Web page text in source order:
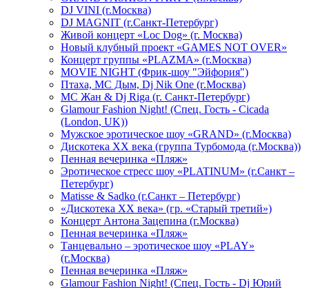
DJ VINI (г.Москва)
DJ MAGNIT (г.Санкт-Петербург)
Живой концерт «Loc Dog» (г. Москва)
Новый клубный проект «GAMES NOT OVER»
Концерт группы «PLAZMA» (г.Москва)
MOVIE NIGHT (Фрик-шоу "Эйфория")
Птаха, МС Дым, Dj Nik One (г.Москва)
МС Жан & Dj Riga (г. Санкт-Петербург)
Glamour Fashion Night! (Спец. Гость - Cicada
(London, UK))
Мужское эротическое шоу «GRAND» (г.Москва)
Дискотека XX века (группа Турбомода (г.Москва))
Пенная вечеринка «Пляж»
Эротическое стресс шоу «PLATINUM» (г.Санкт –
Петербург)
Matisse & Sadko (г.Санкт – Петербург)
«Дискотека ХХ века» (гр. «Старый третий»)
Концерт Антона Зацепина (г.Москва)
Пенная вечеринка «Пляж»
Танцевально – эротическое шоу «PLAY»
(г.Москва)
Пенная вечеринка «Пляж»
Glamour Fashion Night! (Спец. Гость - Dj Юрий